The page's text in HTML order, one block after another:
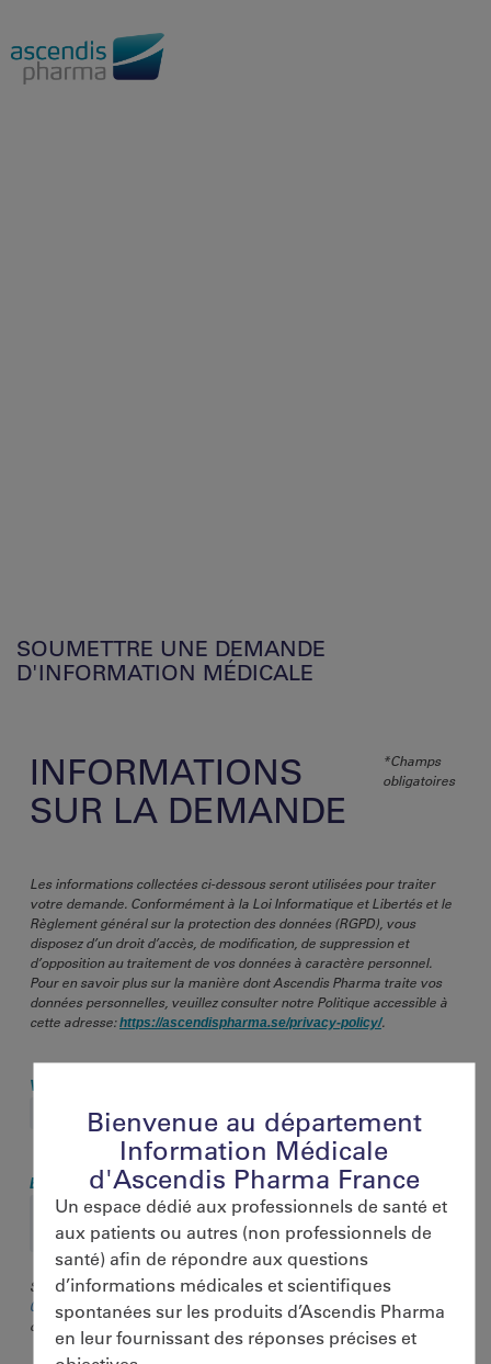
SOUMETTRE UNE DEMANDE
D'INFORMATION MÉDICALE
INFORMATIONS
SUR LA DEMANDE
*Champs
obligatoires
Les informations collectées ci-dessous seront utilisées pour traiter
votre demande. Conformément à la Loi Informatique et Libertés et le
Règlement général sur la protection des données (RGPD), vous
disposez d’un droit d’accès, de modification, de suppression et
d’opposition au traitement de vos données à caractère personnel.
Pour en savoir plus sur la manière dont Ascendis Pharma traite vos
données personnelles, veuillez consulter notre Politique accessible à
cette adresse:https://ascendispharma.se/privacy-policy/.
VEUILLEZ SAISIR LE PRODUIT ASCENDIS CONCERNE*
ENTREZ VOTRE QUESTION ICI*
Si votre demande est urgente, veuillez appeler le+ 00 33 (0)1 72 35 02
00
. N'incluez aucune information susceptible d'identifier directement
ou indirectement un individu.
Bienvenue au département
Information Médicale
d'Ascendis Pharma France
Un espace dédié aux professionnels de santé et
aux patients ou autres (non professionnels de
santé) afin de répondre aux questions
d’informations médicales et scientifiques
spontanées sur les produits d’Ascendis Pharma
en leur fournissant des réponses précises et